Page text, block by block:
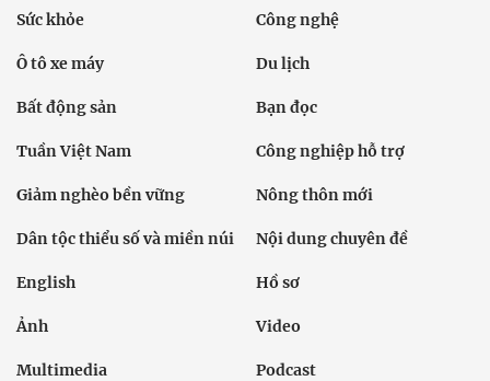
Sức khỏe Công nghệ
Ô tô xe máy Du lịch
Bất động sản Bạn đọc
Tuần Việt Nam Công nghiệp hỗ trợ
Giảm nghèo bền vững Nông thôn mới
Dân tộc thiểu số và miền núi Nội dung chuyên đề
English Hồ sơ
Ảnh Video
Multimedia Podcast